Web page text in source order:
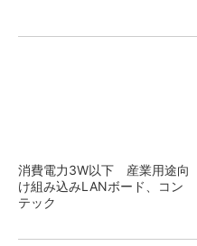
消費電力3W以下 産業用途向
け組み込みLANボード、コン
テック